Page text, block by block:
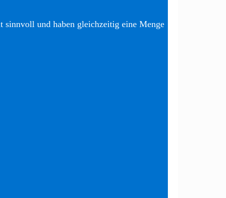
sinnvoll und haben gleichzeitig eine Menge